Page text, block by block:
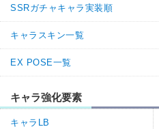
SSRガチャキャラ実装順
キャラスキン一覧
EX POSE一覧
キャラ強化要素
キャラLB